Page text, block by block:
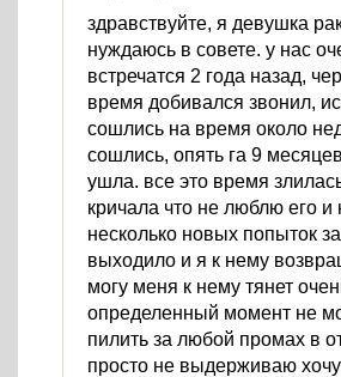
здравствуйте, я девушка
нуждаюсь в совете. у нас
встречатся 2 года назад,
время добивался звонил,
сошлись на время около
сошлись, опять га 9
ушла. все это время
кричала что не люблю его
несколько новых попыток
выходило и я к нему
могу меня к нему тянет
определенный момент не
пилить за любой промах в
просто не выдерживаю